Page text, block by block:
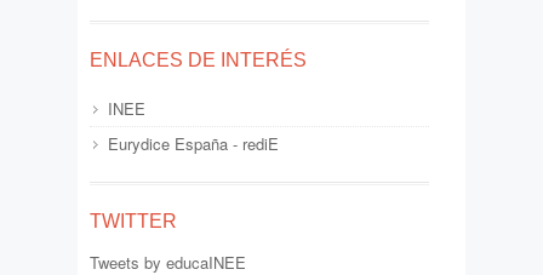
ENLACES DE INTERÉS
INEE
Eurydice España - rediE
TWITTER
Tweets by educaINEE